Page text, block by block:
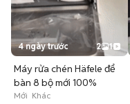
4 ngày trước 2 1
Máy rửa chén Häfele để
bàn 8 bộ mới 100%
Mới Khác